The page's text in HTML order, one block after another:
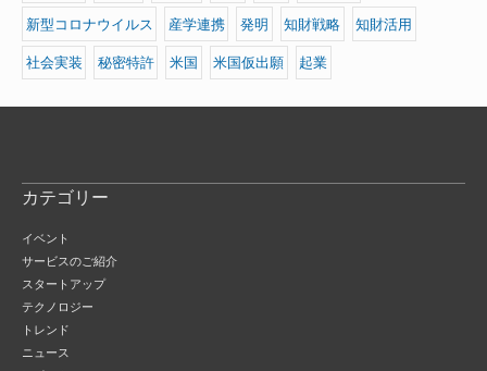
新型コロナウイルス 産学連携 発明 知財戦略 知財活用
社会実装 秘密特許 米国 米国仮出願 起業
カテゴリー
イベント
サービスのご紹介
スタートアップ
テクノロジー
トレンド
ニュース